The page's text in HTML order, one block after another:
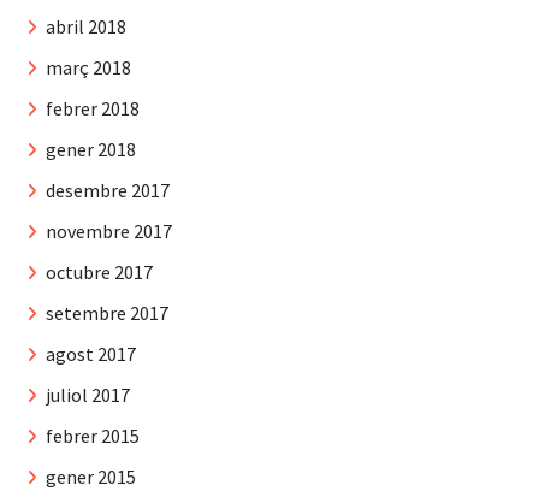
abril 2018
març 2018
febrer 2018
gener 2018
desembre 2017
novembre 2017
octubre 2017
setembre 2017
agost 2017
juliol 2017
febrer 2015
gener 2015